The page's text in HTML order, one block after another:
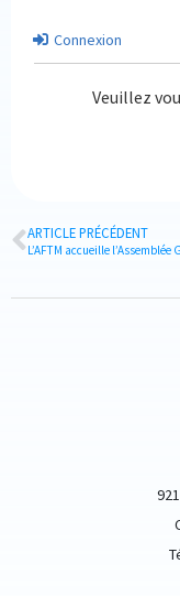
Connexion
Veuillez
ARTICLE PRÉCÉDENT